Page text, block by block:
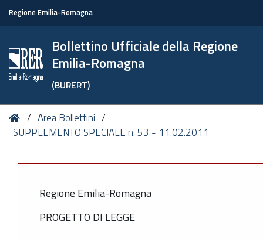
Regione Emilia-Romagna
Bollettino Ufficiale della Regione
Emilia-Romagna
(BURERT)
Tu
sei
HomeArea Bollettini
SUPPLEMENTO SPECIALE n. 53 - 11.02.2011
Regione Emilia-Romagna
PROGETTO DI LEGGE